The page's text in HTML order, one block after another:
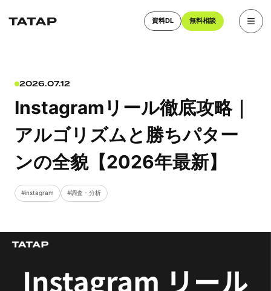
資料DL 無料相談
2026.07.12
Instagramリール徹底攻略｜
アルゴリズムと勝ちパター
ンの全貌【2026年最新】
instagram 調査・分析